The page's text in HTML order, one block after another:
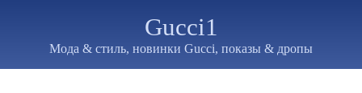
Gucci1
Мода & стиль, новинки Gucci, показы & дропы